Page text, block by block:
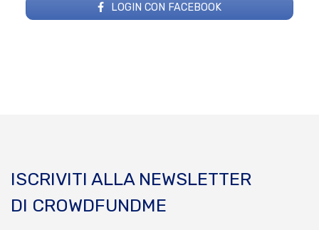
LOGIN CON FACEBOOK
ISCRIVITI ALLA NEWSLETTER
DI CROWDFUNDME